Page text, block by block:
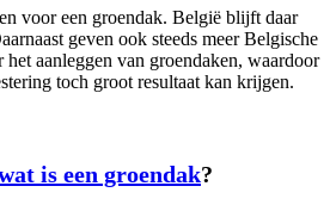
voor een groendak. België blijft daar
geven ook steeds meer Belgische
het aanleggen van groendaken, waardoor
toch groot resultaat kan krijgen.
is een groendak?